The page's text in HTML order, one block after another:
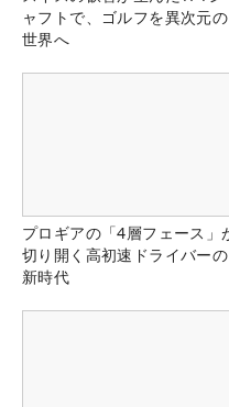
ャフトで、ゴルフを異次元の
世界へ
プロギアの「4層フェース」
切り開く高初速ドライバーの
新時代